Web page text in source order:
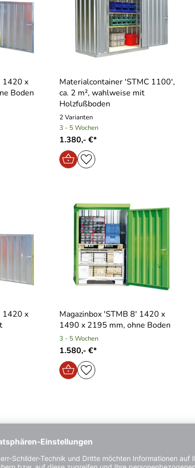
1420 x
Boden
Materialcontainer ′STMC 1100′,
ca. 2 m², wahlweise mit
Holzfußboden
2 Varianten
3 - 5 Wochen
1.380,- €*
1420 x
Magazinbox ′STMB 8′ 1420 x
1490 x 2195 mm, ohne Boden
3 - 5 Wochen
1.580,- €*